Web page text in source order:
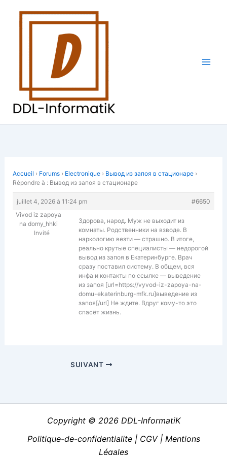
Accueil › Forums › Electronique › Вывод из запоя в стационаре ›
Répondre à : Вывод из запоя в стационаре
juillet 4, 2026 à 11:24 pm
#6650
Vivod iz zapoya
na domy_hhki
Invité
Здорова, народ. Муж не выходит из
комнаты. Родственники на взводе. В
наркологию везти — страшно. В итоге,
реально крутые специалисты — недорогой
вывод из запоя в Екатеринбурге. Врач
сразу поставил систему. В общем, вся
инфа и контакты по ссылке — выведение
из запоя [url=https://vyvod-iz-zapoya-na-
domu-ekaterinburg-mfk.ru]выведение из
запоя[/url] Не ждите. Вдруг кому-то это
спасёт жизнь.
SUIVANT
Copyright © 2026 DDL-InformatiK
Politique-de-confidentialite | CGV | Mentions
Légales